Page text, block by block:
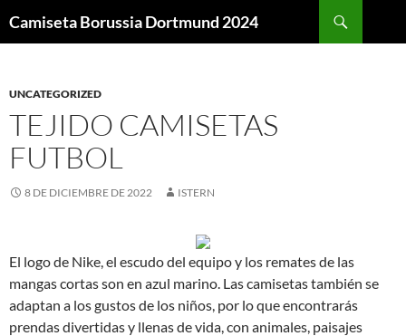
Camiseta Borussia Dortmund 2024
UNCATEGORIZED
TEJIDO CAMISETAS
FUTBOL
8 DE DICIEMBRE DE 2022 ISTERN
El logo de Nike, el escudo del equipo y los remates de las
mangas cortas son en azul marino. Las camisetas también se
adaptan a los gustos de los niños, por lo que encontrarás
prendas divertidas y llenas de vida, con animales, paisajes